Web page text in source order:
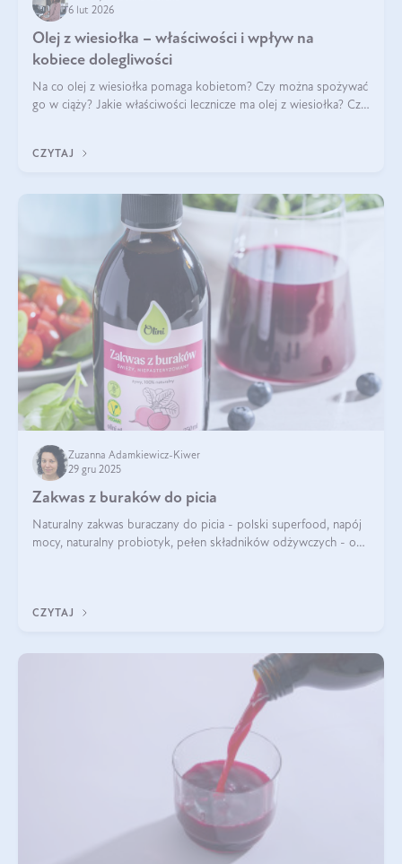
6 lut 2026
Olej z wiesiołka – właściwości i wpływ na
kobiece dolegliwości
Na co olej z wiesiołka pomaga kobietom? Czy można spożywać
go w ciąży? Jakie właściwości lecznicze ma olej z wiesiołka? Czy
CZYTAJ
Zuzanna Adamkiewicz-Kiwer
29 gru 2025
Zakwas z buraków do picia
Naturalny zakwas buraczany do picia - polski superfood, napój
mocy, naturalny probiotyk, pełen składników odżywczych - o
CZYTAJ